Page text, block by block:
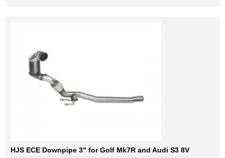
HJS ECE Downpipe 3" for Golf Mk7R and Audi S3 8V